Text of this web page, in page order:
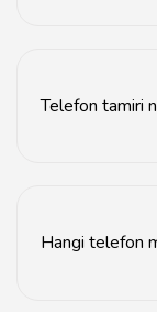
Telefon tamiri
Hangi telefon